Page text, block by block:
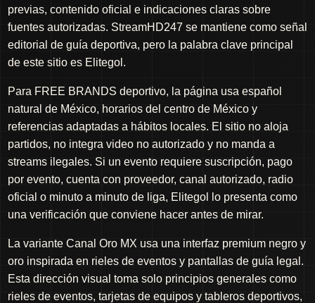
previas, contenido oficial e indicaciones claras sobre
fuentes autorizadas. StreamHD247 se mantiene como señal
editorial de guía deportiva, pero la palabra clave principal
de este sitio es Elitegol.
Para FREE BRANDS deportivo, la página usa español
natural de México, horarios del centro de México y
referencias adaptadas a hábitos locales. El sitio no aloja
partidos, no integra video no autorizado y no manda a
streams ilegales. Si un evento requiere suscripción, pago
por evento, cuenta con proveedor, canal autorizado, radio
oficial o minuto a minuto de liga, Elitegol lo presenta como
una verificación que conviene hacer antes de mirar.
La variante Canal Oro MX usa una interfaz premium negro y
oro inspirada en rieles de eventos y pantallas de guía legal.
Esta dirección visual toma solo principios generales como
rieles de eventos, tarjetas de equipos y tableros deportivos,